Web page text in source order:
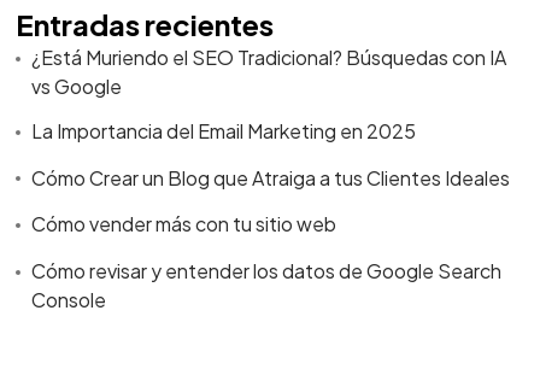
Entradas recientes
¿Está Muriendo el SEO Tradicional? Búsquedas con IA
vs Google
La Importancia del Email Marketing en 2025
Cómo Crear un Blog que Atraiga a tus Clientes Ideales
Cómo vender más con tu sitio web
Cómo revisar y entender los datos de Google Search
Console